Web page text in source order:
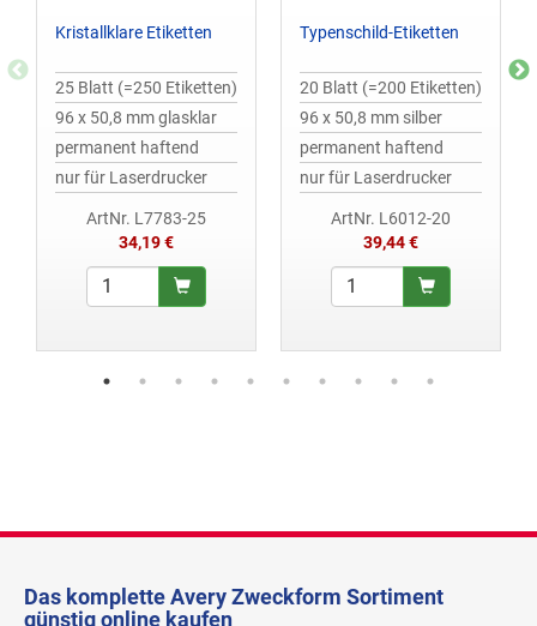
Kristallklare Etiketten
25 Blatt (=250 Etiketten)
96 x 50,8 mm glasklar
permanent haftend
nur für Laserdrucker
ArtNr. L7783-25
34,19 €
Typenschild-Etiketten
20 Blatt (=200 Etiketten)
96 x 50,8 mm silber
permanent haftend
nur für Laserdrucker
ArtNr. L6012-20
39,44 €
Das komplette Avery Zweckform Sortiment
günstig online kaufen